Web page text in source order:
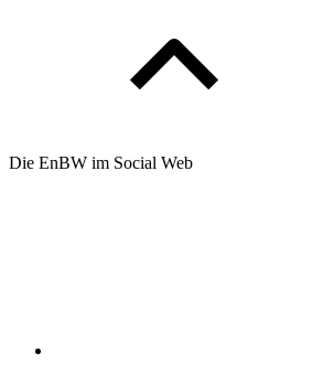
Die EnBW im Social Web